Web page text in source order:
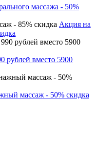
массажа - 50%
Акция на
рублей вместо 5900
массаж - 50% скидка